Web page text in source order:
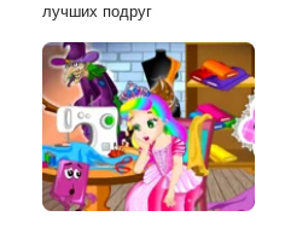
лучших подруг